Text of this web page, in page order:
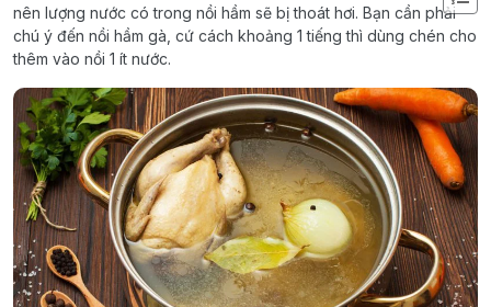
nên lượng nước có trong nồi hầm sẽ bị thoát hơi. Bạn cần phải
chú ý đến nồi hầm gà, cứ cách khoảng 1 tiếng thì dùng chén cho
thêm vào nồi 1 ít nước.